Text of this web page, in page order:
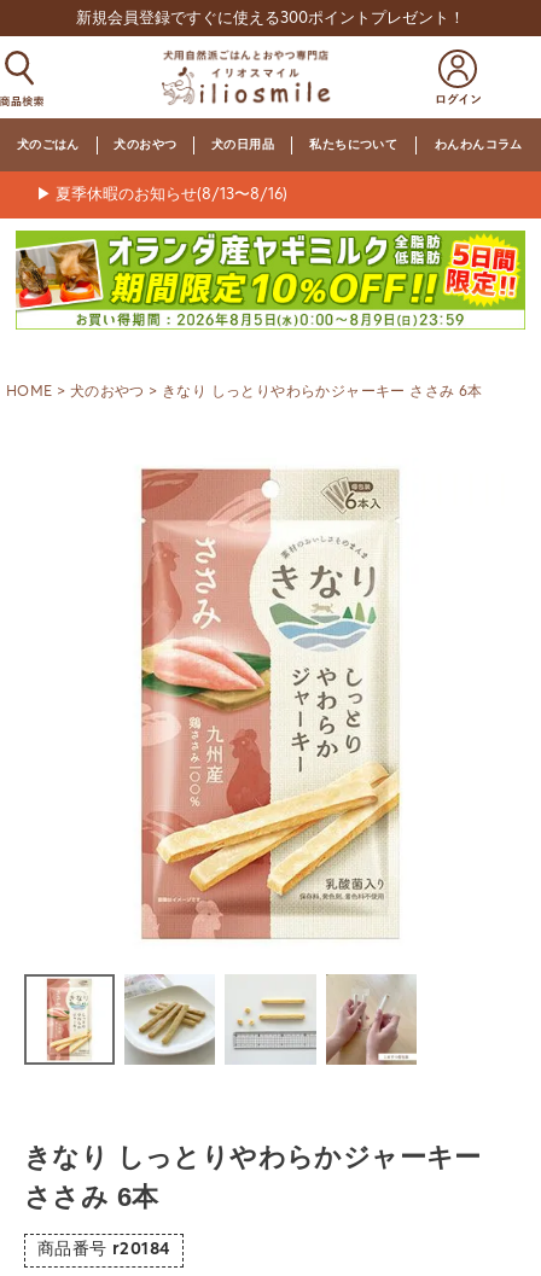
新規会員登録ですぐに使える300ポイントプレゼント！
犬のごはん 犬のおやつ 犬の日用品 私たちについて わんわんコラム
▶ 夏季休暇のお知らせ(8/13〜8/16)
HOME 犬のおやつ きなり しっとりやわらかジャーキー ささみ 6本
きなり しっとりやわらかジャーキー
ささみ 6本
商品番号 r20184